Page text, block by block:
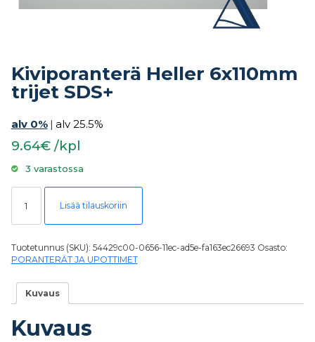
Kiviporanterä Heller 6x110mm
trijet SDS+
alv 0% | alv 25.5%
9.64€ /kpl
3 varastossa
Kiviporanterä Heller 6x110mm trijet SDS+ määrä
Lisää tilauskoriin
Tuotetunnus (SKU): 54429c00-0656-11ec-ad5e-fa163ec26693 Osasto:
PORANTERÄT JA UPOTTIMET
Kuvaus
Kuvaus